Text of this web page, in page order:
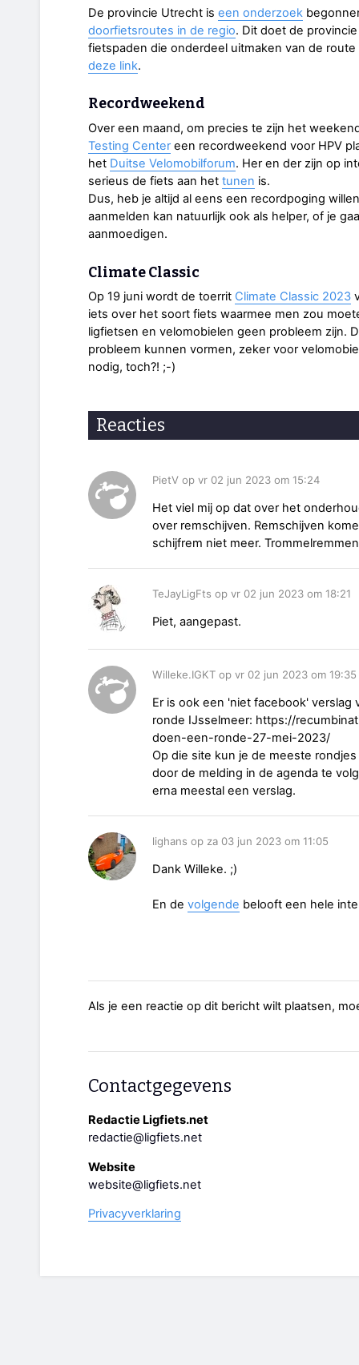
De provincie Utrecht is een onderzoek
doorfietsroutes in de regio. Dit doet de
fietspaden die onderdeel uitmaken van de
deze link.
Recordweekend
Over een maand, om precies te zijn het
Testing Center een recordweekend voor HPV
het Duitse Velomobilforum. Her en der zijn op
serieus de fiets aan het tunen is.
Dus, heb je altijd al eens een recordpoging
aanmelden kan natuurlijk ook als helper, of je
aanmoedigen.
Climate Classic
Op 19 juni wordt de toerrit Climate Classic 2023
iets over het soort fiets waarmee men zou
ligfietsen en velomobielen geen probleem zijn.
probleem kunnen vormen, zeker voor
nodig, toch?! ;-)
Reacties
PietV op vr 02 jun 2023 om 15:24
Het viel mij op dat over het
over remschijven. Remschijven
schijfrem niet meer.
TeJayLigFts op vr 02 jun 2023 om 18:21
Piet, aangepast.
Willeke.IGKT op vr 02 jun 2023 om 19:35
Er is ook een 'niet facebook' verslag
ronde IJsselmeer: https://
doen-een-ronde-27-mei-2023/
Op die site kun je de meeste
door de melding in de agenda te
erna meestal een verslag.
lighans op za 03 jun 2023 om 11:05
Dank Willeke. ;)
En de volgende belooft een hele
Als je een reactie op dit bericht wilt plaatsen,
Contactgegevens
Redactie Ligfiets.net
redactie@ligfiets.net
Website
website@ligfiets.net
Privacyverklaring